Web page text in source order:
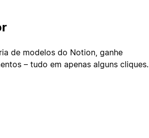
de modelos do Notion, ganhe
– tudo em apenas alguns cliques.